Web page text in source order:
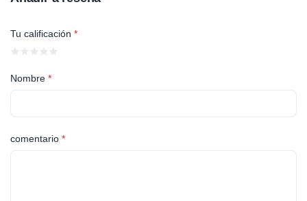
Tu calificación *
Nombre *
comentario *